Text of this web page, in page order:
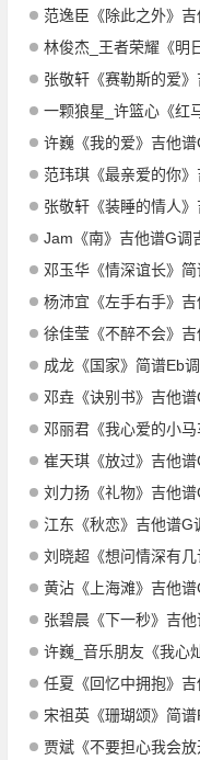
范逸臣《除此之外》
林俊杰_王者荣耀《明
张敬轩《赛勒斯的爱
一颗狼星_许篮心《红
许巍《我的爱》吉他
范玮琪《最亲爱的你
张敬轩《装睡的情人
Jam《南》吉他谱G调
邓玉华《情深谊长》
杨沛宜《左手右手》
徐佳莹《不醉不会》
成龙《国家》简谱Eb
邓垚《诀别书》吉他
邓丽君《我心爱的小
崔天琪《放过》吉他
刘力扬《礼物》吉他
江东《秋恋》吉他谱G
刘晓超《想问情深有
黄沾《上海滩》吉他
张碧晨《下一秒》吉
许巍_音乐朋友《我心
任夏《回忆中拥抱》
宋祖英《珊瑚颂》简
贾斌《不要担心我会